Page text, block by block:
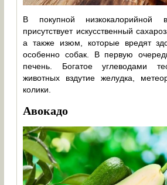
В покупной низкокалорийной
присутствует искусственный
а также изюм, которые вредят
особенно собак. В первую
печень. Богатое углеводами
животных вздутие желудка,
колики.
Авокадо